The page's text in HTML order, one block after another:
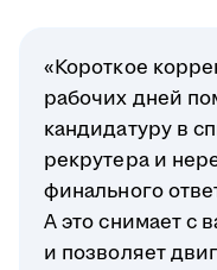
«Короткое
рабочих дней
кандидатуру в
рекрутера и
финального
А это снимает с
и позволяет